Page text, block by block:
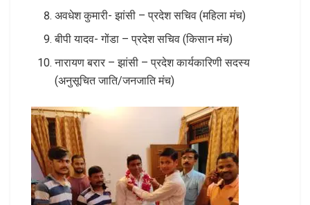
अवधेश कुमारी- झांसी – प्रदेश सचिव (महिला मंच)
बीपी यादव- गोंडा – प्रदेश सचिव (किसान मंच)
नारायण बरार – झांसी – प्रदेश कार्यकारिणी सदस्य
(अनुसूचित जाति/जनजाति मंच)